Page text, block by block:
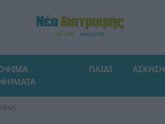
ΠΑΙΔΙ ΑΣΚΗΣΗ